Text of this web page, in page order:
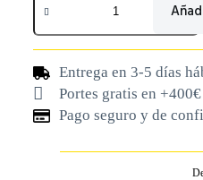
Entrega en 3-5 días
Portes gratis en
Pago seguro y de